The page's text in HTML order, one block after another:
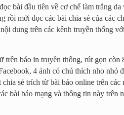
bài đầu tiên về cơ chế làm trắng da
rồi mới đọc các bài chia sẻ của các
dung trên các kênh truyền thống
trên báo in truyền thống, rút gọn
4 ảnh có chú thích nho nhỏ
sẻ trích từ bài báo online trên các
bài báo mạng và thông tin này trên